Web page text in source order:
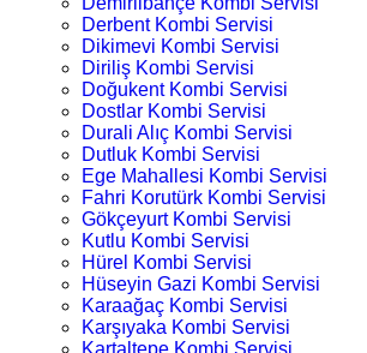
Derbent Kombi Servisi
Dikimevi Kombi Servisi
Diriliş Kombi Servisi
Doğukent Kombi Servisi
Dostlar Kombi Servisi
Durali Alıç Kombi Servisi
Dutluk Kombi Servisi
Ege Mahallesi Kombi Servisi
Fahri Korutürk Kombi Servisi
Gökçeyurt Kombi Servisi
Kutlu Kombi Servisi
Hürel Kombi Servisi
Hüseyin Gazi Kombi Servisi
Karaağaç Kombi Servisi
Karşıyaka Kombi Servisi
Kartaltepe Kombi Servisi